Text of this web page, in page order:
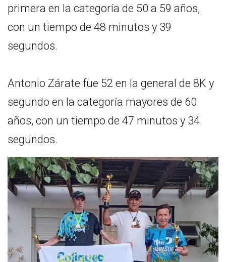
primera en la categoría de 50 a 59 años,
con un tiempo de 48 minutos y 39
segundos.
Antonio Zárate fue 52 en la general de 8K y
segundo en la categoría mayores de 60
años, con un tiempo de 47 minutos y 34
segundos.